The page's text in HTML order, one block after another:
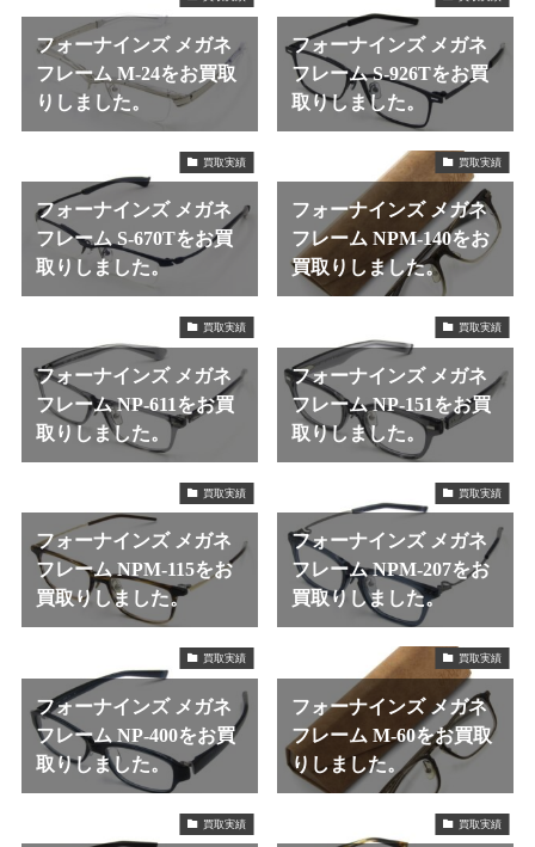
フォーナインズ メガネ
フレーム M-24をお買取
りしました。
フォーナインズ メガネ
フレーム S-926Tをお買
取りしました。
買取実績
フォーナインズ メガネ
フレーム S-670Tをお買
取りしました。
買取実績
フォーナインズ メガネ
フレーム NPM-140をお
買取りしました。
買取実績
フォーナインズ メガネ
フレーム NP-611をお買
取りしました。
買取実績
フォーナインズ メガネ
フレーム NP-151をお買
取りしました。
買取実績
フォーナインズ メガネ
フレーム NPM-115をお
買取りしました。
買取実績
フォーナインズ メガネ
フレーム NPM-207をお
買取りしました。
買取実績
フォーナインズ メガネ
フレーム NP-400をお買
取りしました。
買取実績
フォーナインズ メガネ
フレーム M-60をお買取
りしました。
買取実績 買取実績